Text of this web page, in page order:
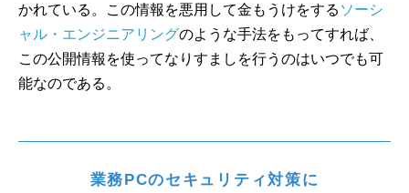
かれている。この情報を悪用して金もうけをする ソーシ
ャル・エンジニアリングのような手法をもってすれば、
この公開情報を使ってなりすましを行うのはいつでも可
能なのである。
業務PCのセキュリティ対策に